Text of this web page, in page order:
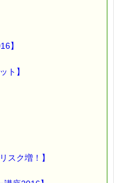
】
ト】
スク増！】